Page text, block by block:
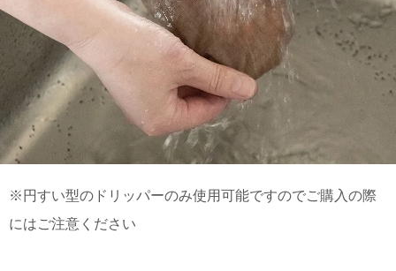
※円すい型のドリッパーのみ使用可能ですのでご購入の際
にはご注意ください